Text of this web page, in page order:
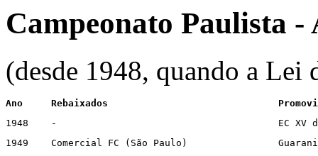
Campeonato Paulista -
(desde 1948, quando a
Ano	Rebaixados
1948	-
1949	Comercial